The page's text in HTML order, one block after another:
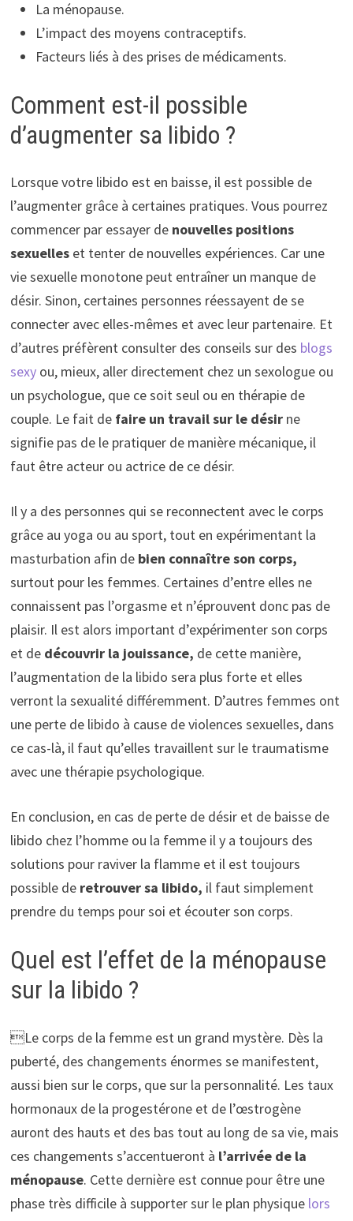
La ménopause.
L’impact des moyens contraceptifs.
Facteurs liés à des prises de médicaments.
Comment est-il possible
d’augmenter sa libido ?
Lorsque votre libido est en baisse, il est possible de
l’augmenter grâce à certaines pratiques. Vous pourrez
commencer par essayer de nouvelles positions
sexuelleset tenter de nouvelles expériences. Car une
vie sexuelle monotone peut entraîner un manque de
désir. Sinon, certaines personnes réessayent de se
connecter avec elles-mêmes et avec leur partenaire. Et
d’autres préfèrent consulter des conseils sur des blogs
sexy ou, mieux, aller directement chez un sexologue ou
un psychologue, que ce soit seul ou en thérapie de
couple. Le fait defaire un travail sur le désirne
signifie pas de le pratiquer de manière mécanique, il
faut être acteur ou actrice de ce désir.
Il y a des personnes qui se reconnectent avec le corps
grâce au yoga ou au sport, tout en expérimentant la
masturbation afin de bien connaître son corps,
surtout pour les femmes. Certaines d’entre elles ne
connaissent pas l’orgasme et n’éprouvent donc pas de
plaisir. Il est alors important d’expérimenter son corps
et de découvrir la jouissance, de cette manière,
l’augmentation de la libido sera plus forte et elles
verront la sexualité différemment. D’autres femmes ont
une perte de libido à cause de violences sexuelles, dans
ce cas-là, il faut qu’elles travaillent sur le traumatisme
avec une thérapie psychologique.
En conclusion, en cas de perte de désir et de baisse de
libido chez l’homme ou la femme il y a toujours des
solutions pour raviver la flamme et il est toujours
possible deretrouver sa libido, il faut simplement
prendre du temps pour soi et écouter son corps.
Quel est l’effet de la ménopause
sur la libido ?
Le corps de la femme est un grand mystère. Dès la
puberté, des changements énormes se manifestent,
aussi bien sur le corps, que sur la personnalité. Les taux
hormonaux de la progestérone et de l’œstrogène
auront des hauts et des bas tout au long de sa vie, mais
ces changements s’accentueront à l’arrivée de la
ménopause. Cette dernière est connue pour être une
phase très difficile à supporter sur le plan physiquelors